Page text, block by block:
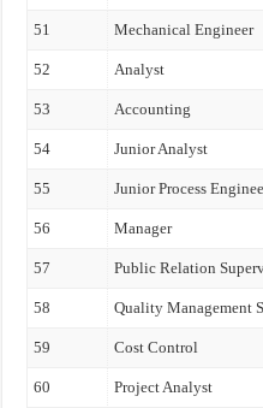
51 Mechanical Engineer
52 Analyst
53 Accounting
54 Junior Analyst
55 Junior Process
56 Manager
57 Public Relation
58 Quality Management
59 Cost Control
60 Project Analyst